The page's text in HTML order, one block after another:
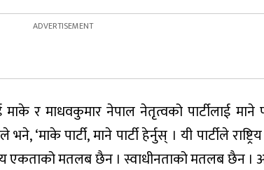
र माधवकुमार नेपाल नेतृत्वको पार्टीलाई माने
पार्टी, माने पार्टी हेर्नुस् । यी पार्टीले
एकताको मतलब छैन । स्वाधीनताको मतलब छैन ।